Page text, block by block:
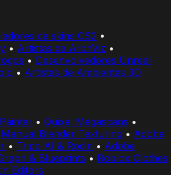
de skins CS2 •
• Artistas de ArchViz •
• Desenvolvedores Unreal
• Artistas de Ambientes 3D
• Quixel Megascans •
Manual Blender Texturing • Adobe
• Tripo AI & Rodin • Adobe
& Blueprints • Roblox Clothes
Editors